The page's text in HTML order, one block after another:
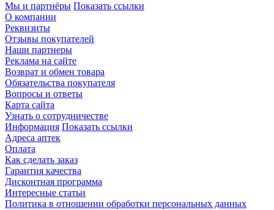
Мы и партнёры Показать ссылки
О компании
Реквизиты
Отзывы покупателей
Наши партнеры
Реклама на сайте
Возврат и обмен товара
Обязательства покупателя
Вопросы и ответы
Карта сайта
Узнать о сотрудничестве
Информация Показать ссылки
Адреса аптек
Оплата
Как сделать заказ
Гарантия качества
Дисконтная программа
Интересные статьи
Политика в отношении обработки персональных данных